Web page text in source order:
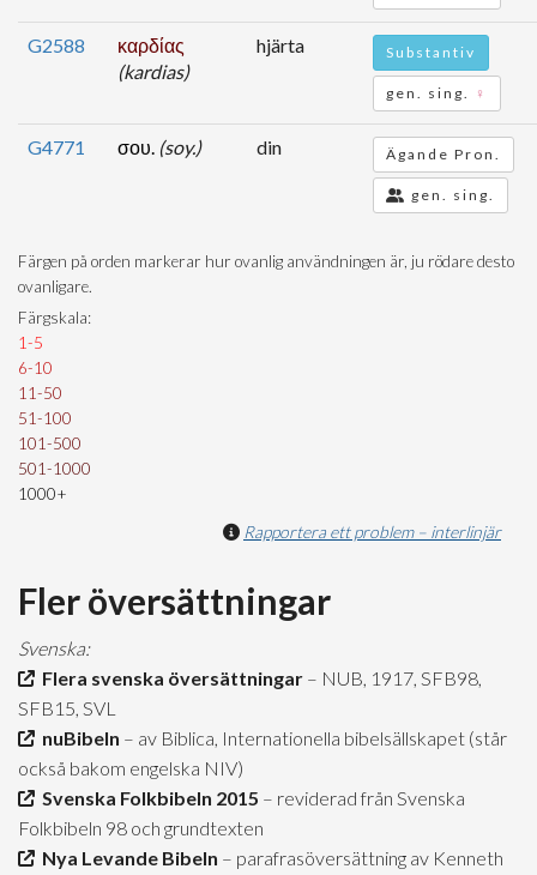
G2588
καρδίας
(kardias)
hjärta Substantiv
gen. sing. ♀
G4771 σου. (soy.) din Ägande Pron.
gen. sing.
Färgen på orden markerar hur ovanlig användningen är, ju rödare desto
ovanligare.
Färgskala:
1-5
6-10
11-50
51-100
101-500
501-1000
1000+
Rapportera ett problem – interlinjär
Fler översättningar
Svenska:
Flera svenska översättningar – NUB, 1917, SFB98,
SFB15, SVL
nuBibeln – av Biblica, Internationella bibelsällskapet (står
också bakom engelska NIV)
Svenska Folkbibeln 2015 – reviderad från Svenska
Folkbibeln 98 och grundtexten
Nya Levande Bibeln – parafrasöversättning av Kenneth